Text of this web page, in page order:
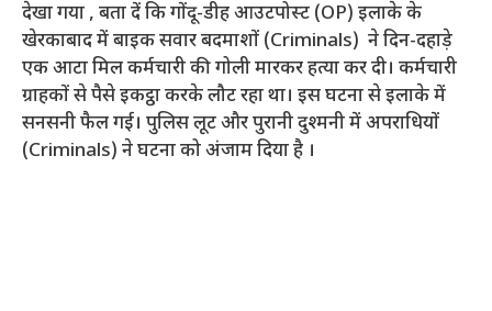
देखा गया , बता दें कि गोंदू-डीह आउटपोस्ट (OP) इलाके के
खेरकाबाद में बाइक सवार बदमाशों (Criminals) ने दिन-दहाड़े
एक आटा मिल कर्मचारी की गोली मारकर हत्या कर दी। कर्मचारी
ग्राहकों से पैसे इकट्ठा करके लौट रहा था। इस घटना से इलाके में
सनसनी फैल गई। पुलिस लूट और पुरानी दुश्मनी में अपराधियों
(Criminals) ने घटना को अंजाम दिया है ।